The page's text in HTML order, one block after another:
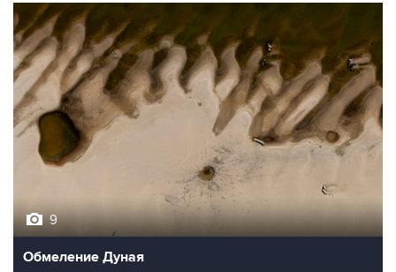
Обмеление Дуная